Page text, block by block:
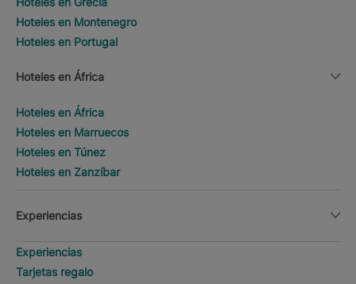
Hoteles en Montenegro
Hoteles en Portugal
Hoteles en África
Hoteles en África
Hoteles en Marruecos
Hoteles en Túnez
Hoteles en Zanzíbar
Experiencias
Experiencias
Tarjetas regalo